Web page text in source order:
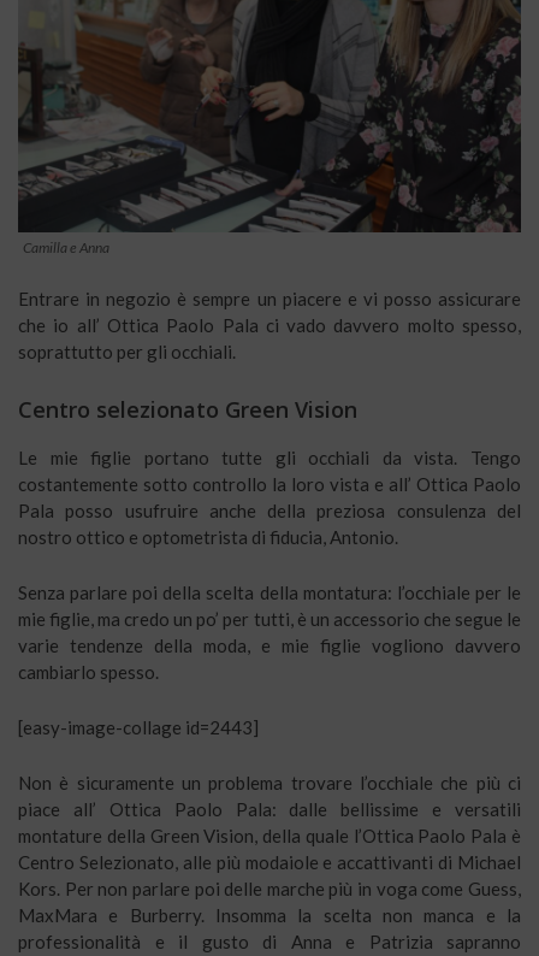
Camilla e Anna
Entrare in negozio è sempre un piacere e vi posso assicurare
che io all’ Ottica Paolo Pala ci vado davvero molto spesso,
soprattutto per gli occhiali.
Centro selezionato Green Vision
Le mie figlie portano tutte gli occhiali da vista. Tengo
costantemente sotto controllo la loro vista e all’ Ottica Paolo
Pala posso usufruire anche della preziosa consulenza del
nostro ottico e optometrista di fiducia, Antonio.
Senza parlare poi della scelta della montatura: l’occhiale per le
mie figlie, ma credo un po’ per tutti, è un accessorio che segue le
varie tendenze della moda, e mie figlie vogliono davvero
cambiarlo spesso.
[easy-image-collage id=2443]
Non è sicuramente un problema trovare l’occhiale che più ci
piace all’ Ottica Paolo Pala: dalle bellissime e versatili
montature della Green Vision, della quale l’Ottica Paolo Pala è
Centro Selezionato, alle più modaiole e accattivanti di Michael
Kors. Per non parlare poi delle marche più in voga come Guess,
MaxMara e Burberry. Insomma la scelta non manca e la
professionalità e il gusto di Anna e Patrizia sapranno